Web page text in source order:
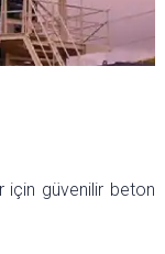
için güvenilir beton